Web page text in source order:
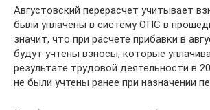
Августовский перерасчет учитывает
были уплачены в систему ОПС в
значит, что при расчете прибавки в
будут учтены взносы, которые
результате трудовой деятельности в
не были учтены ранее при назначении